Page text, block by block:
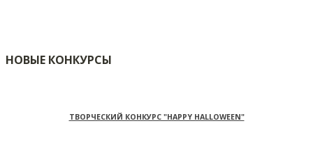
НОВЫЕ КОНКУРСЫ
ТВОРЧЕСКИЙ КОНКУРС "HAPPY HALLOWEEN"